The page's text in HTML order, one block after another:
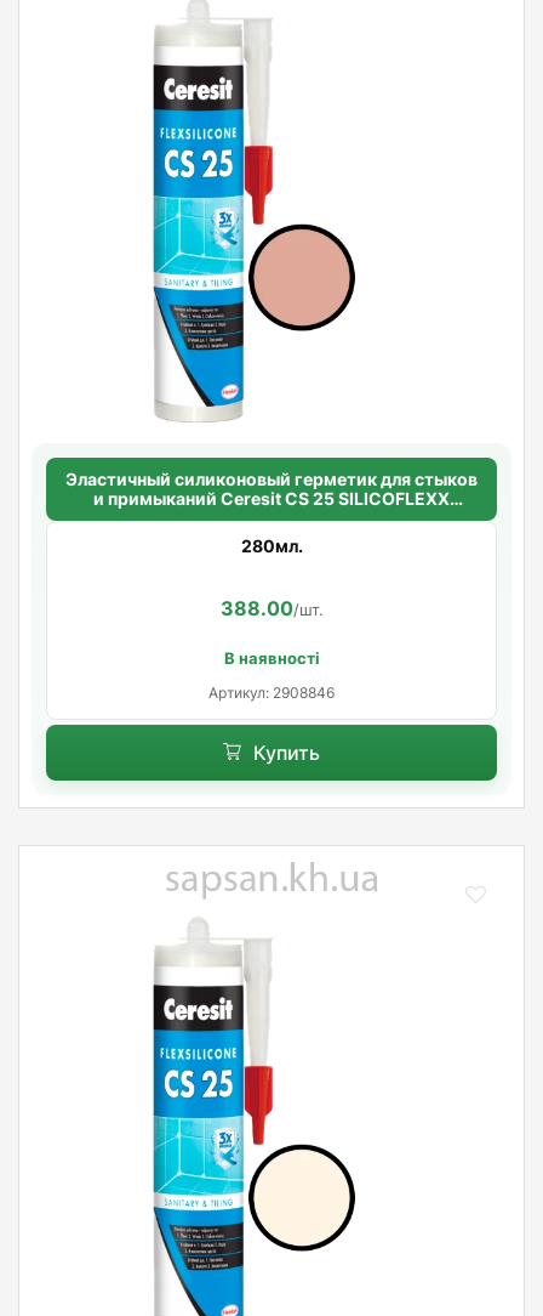
Эластичный силиконовый герметик для стыков
и примыканий Ceresit CS 25 SILICOFLEXX
(карамель)
280мл.
388.00/шт.
В наявності
Артикул: 2908846
Купить